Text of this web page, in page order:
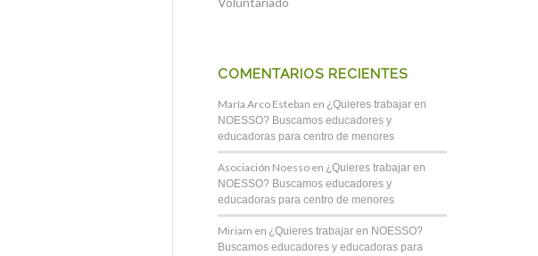
COMENTARIOS RECIENTES
María Arco Esteban en ¿Quieres trabajar en
NOESSO? Buscamos educadores y
educadoras para centro de menores
Asociación Noesso en ¿Quieres trabajar en
NOESSO? Buscamos educadores y
educadoras para centro de menores
Miriam en ¿Quieres trabajar en NOESSO?
Buscamos educadores y educadoras para